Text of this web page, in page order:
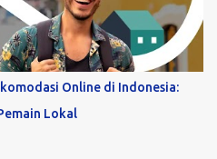
Online di Indonesia:
Lokal